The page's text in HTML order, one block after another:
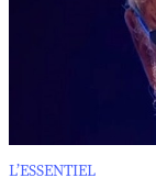
L’ESSENTIEL